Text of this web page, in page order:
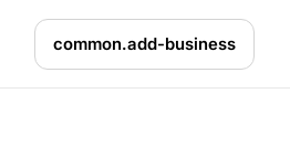
common.add-business